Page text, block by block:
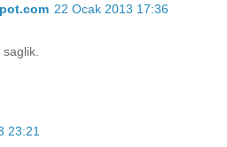
22 Ocak 2013 17:36
23:21